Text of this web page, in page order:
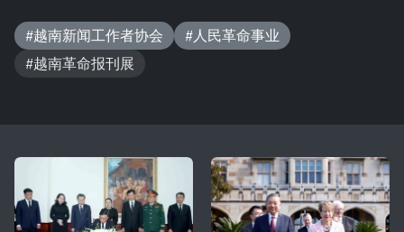
#越南新闻工作者协会
#人民革命事业
#越南革命报刊展